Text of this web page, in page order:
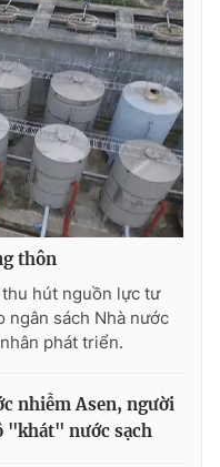
Nam
tử số 483/GP-BTTTT
Phạm Quốc Thắng,
355 932
thôn
hút nguồn lực tư
ngân sách Nhà nước
phát triển.
nhiễm Asen, người
"khát" nước sạch